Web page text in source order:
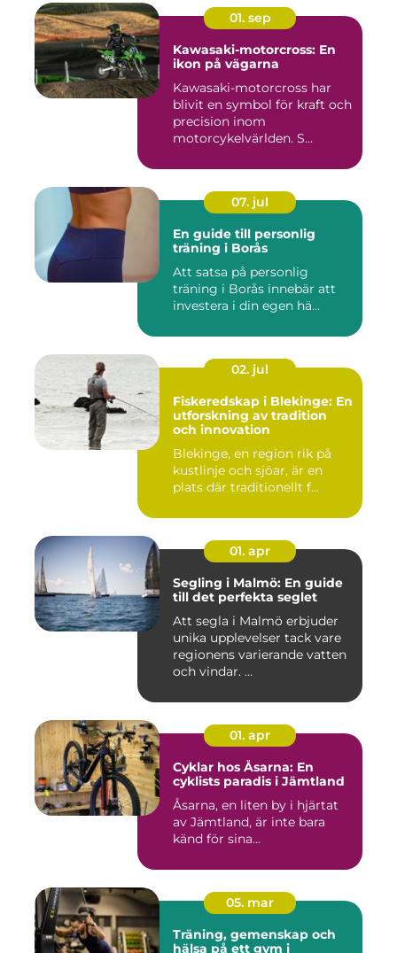
01. sep
Kawasaki-motorcross: En
ikon på vägarna
Kawasaki-motorcross har
blivit en symbol för kraft och
precision inom
motorcykelvärlden. S...
07. jul
En guide till personlig
träning i Borås
Att satsa på personlig
träning i Borås innebär att
investera i din egen hä...
02. jul
Fiskeredskap i Blekinge: En
utforskning av tradition
och innovation
Blekinge, en region rik på
kustlinje och sjöar, är en
plats där traditionellt f...
01. apr
Segling i Malmö: En guide
till det perfekta seglet
Att segla i Malmö erbjuder
unika upplevelser tack vare
regionens varierande vatten
och vindar. ...
01. apr
Cyklar hos Åsarna: En
cyklists paradis i Jämtland
Åsarna, en liten by i hjärtat
av Jämtland, är inte bara
känd för sina...
05. mar
Träning, gemenskap och
hälsa på ett gym i